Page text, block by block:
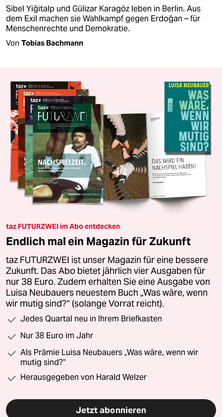
Sibel Yiğitalp und Gülizar Karagöz leben in Berlin. Aus
dem Exil machen sie Wahlkampf gegen Erdoğan – für
Menschenrechte und Demokratie.
Von Tobias Bachmann
taz FUTURZWEI im Abo entdecken
Endlich mal ein Magazin für Zukunft
taz FUTURZWEI ist unser Magazin für eine bessere
Zukunft. Das Abo bietet jährlich vier Ausgaben für
nur 38 Euro. Zudem erhalten Sie eine Ausgabe von
Luisa Neubauers neuestem Buch „Was wäre, wenn
wir mutig sind?“ (solange Vorrat reicht).
Jedes Quartal neu in Ihrem Briefkasten
Nur 38 Euro im Jahr
Als Prämie Luisa Neubauers „Was wäre, wenn wir
mutig sind?“
Herausgegeben von Harald Welzer
Jetzt abonnieren